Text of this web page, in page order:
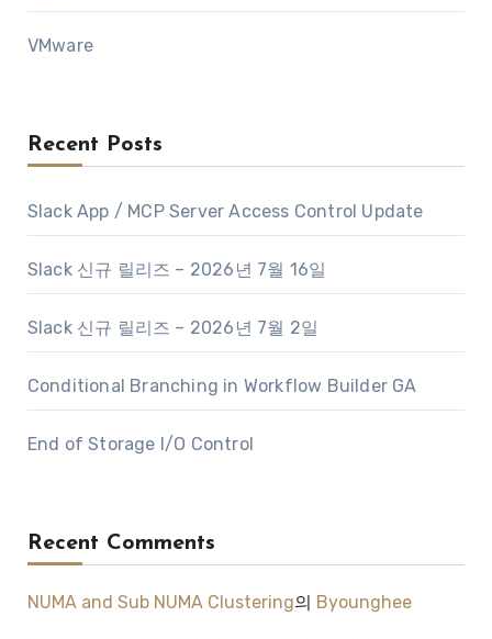
VMware
Recent Posts
Slack App / MCP Server Access Control Update
Slack 신규 릴리즈 – 2026년 7월 16일
Slack 신규 릴리즈 – 2026년 7월 2일
Conditional Branching in Workflow Builder GA
End of Storage I/O Control
Recent Comments
NUMA and Sub NUMA Clustering의 Byounghee